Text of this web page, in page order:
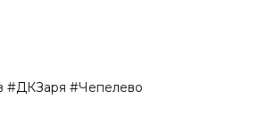
#ДКЗаря #Чепелево